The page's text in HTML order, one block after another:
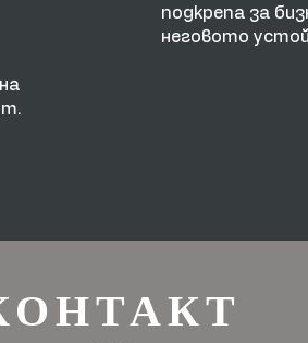
подкрепа за
неговото